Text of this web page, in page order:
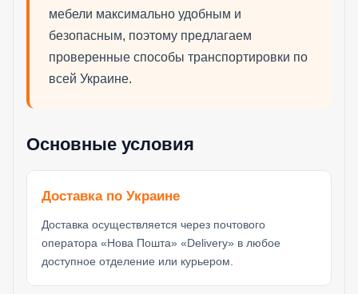
мебели максимально удобным и
безопасным, поэтому предлагаем
проверенные способы транспортировки по
всей Украине.
Основные условия
Доставка по Украине
Доставка осуществляется через почтового
оператора «Нова Пошта» «Delivery» в любое
доступное отделение или курьером.